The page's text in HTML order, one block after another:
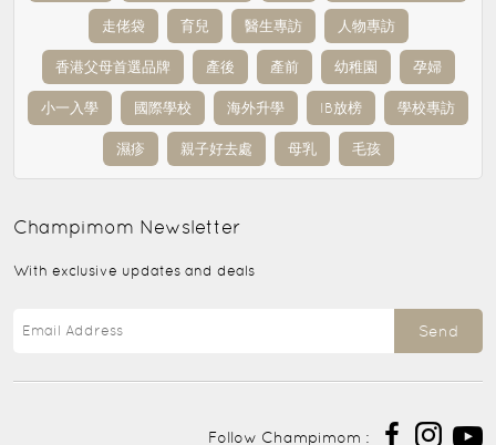
走佬袋 育兒 醫生專訪 人物專訪
香港父母首選品牌 產後 產前 幼稚園 孕婦
小一入學 國際學校 海外升學 IB放榜 學校專訪
濕疹 親子好去處 母乳 毛孩
Champimom Newsletter
With exclusive updates and deals
Send
Follow Champimom :